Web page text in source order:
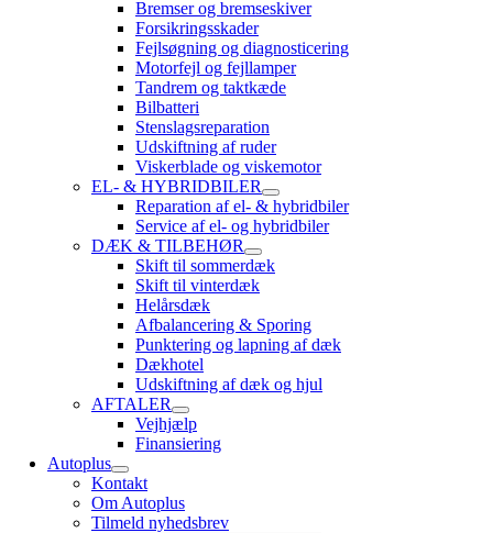
Bremser og bremseskiver
Forsikringsskader
Fejlsøgning og diagnosticering
Motorfejl og fejllamper
Tandrem og taktkæde
Bilbatteri
Stenslagsreparation
Udskiftning af ruder
Viskerblade og viskemotor
EL- & HYBRIDBILER
Reparation af el- & hybridbiler
Service af el- og hybridbiler
DÆK & TILBEHØR
Skift til sommerdæk
Skift til vinterdæk
Helårsdæk
Afbalancering & Sporing
Punktering og lapning af dæk
Dækhotel
Udskiftning af dæk og hjul
AFTALER
Vejhjælp
Finansiering
Autoplus
Kontakt
Om Autoplus
Tilmeld nyhedsbrev